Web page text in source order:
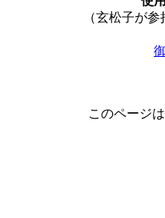
（玄松子が
このページ